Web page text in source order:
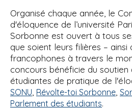
Organisé chaque année, le
d'éloquence de l’université
Sorbonne est ouvert à tous
que soient leurs filières – ainsi
francophones à travers le
concours bénéficie du
étudiantes de pratique de
SONU Révolte-toi Sorbonne
Parlement des étudiants.